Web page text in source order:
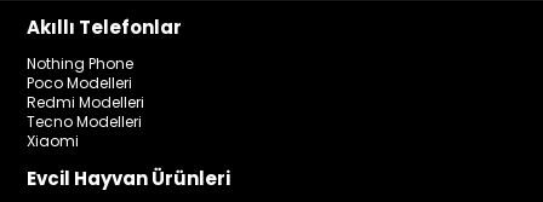
Akıllı Telefonlar
Nothing Phone
Poco Modelleri
Redmi Modelleri
Tecno Modelleri
Xiaomi
Evcil Hayvan Ürünleri